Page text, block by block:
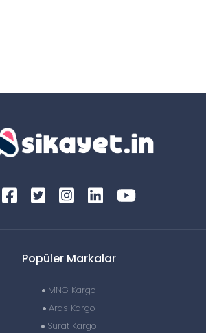
Popüler Markalar
MNG Kargo
Aras Kargo
Sürat Kargo